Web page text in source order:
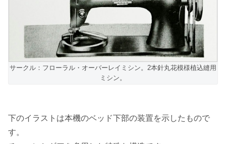
サークル：フローラル・オーバーレイミシン。2本針丸花模様植込縫用
ミシン。
下のイラストは本機のベッド下部の装置を示したもので
す。